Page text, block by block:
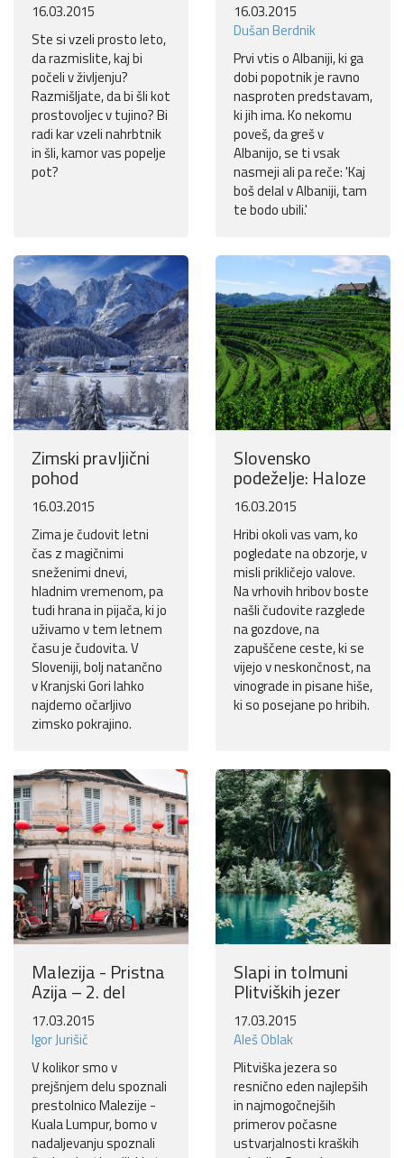
16.03.2015
Ste si vzeli prosto leto,
da razmislite, kaj bi
počeli v življenju?
Razmišljate, da bi šli kot
prostovoljec v tujino? Bi
radi kar vzeli nahrbtnik
in šli, kamor vas popelje
pot?
16.03.2015
Dušan Berdnik
Prvi vtis o Albaniji, ki ga
dobi popotnik je ravno
nasproten predstavam,
ki jih ima. Ko nekomu
poveš, da greš v
Albanijo, se ti vsak
nasmeji ali pa reče: 'Kaj
boš delal v Albaniji, tam
te bodo ubili.'
Zimski pravljični
pohod
16.03.2015
Zima je čudovit letni
čas z magičnimi
sneženimi dnevi,
hladnim vremenom, pa
tudi hrana in pijača, ki jo
uživamo v tem letnem
času je čudovita. V
Sloveniji, bolj natančno
v Kranjski Gori lahko
najdemo očarljivo
zimsko pokrajino.
Slovensko
podeželje: Haloze
16.03.2015
Hribi okoli vas vam, ko
pogledate na obzorje, v
misli prikličejo valove.
Na vrhovih hribov boste
našli čudovite razglede
na gozdove, na
zapuščene ceste, ki se
vijejo v neskončnost, na
vinograde in pisane hiše,
ki so posejane po hribih.
Malezija - Pristna
Azija – 2. del
17.03.2015
Igor Jurišič
V kolikor smo v
prejšnjem delu spoznali
prestolnico Malezije -
Kuala Lumpur, bomo v
nadaljevanju spoznali
Slapi in tolmuni
Plitviških jezer
17.03.2015
Aleš Oblak
Plitviška jezera so
resnično eden najlepših
in najmogočnejših
primerov počasne
ustvarjalnosti kraških